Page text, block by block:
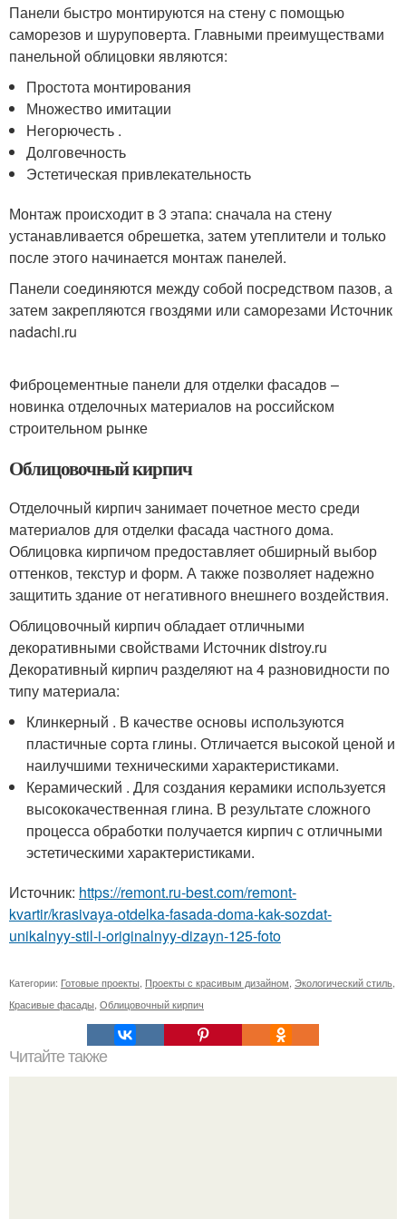
Панели быстро монтируются на стену с помощью
саморезов и шуруповерта. Главными преимуществами
панельной облицовки являются:
Простота монтирования
Множество имитации
Негорючесть .
Долговечность
Эстетическая привлекательность
Монтаж происходит в 3 этапа: сначала на стену
устанавливается обрешетка, затем утеплители и только
после этого начинается монтаж панелей.
Панели соединяются между собой посредством пазов, а
затем закрепляются гвоздями или саморезами Источник
nadachi.ru
Фиброцементные панели для отделки фасадов –
новинка отделочных материалов на российском
строительном рынке
Облицовочный кирпич
Отделочный кирпич занимает почетное место среди
материалов для отделки фасада частного дома.
Облицовка кирпичом предоставляет обширный выбор
оттенков, текстур и форм. А также позволяет надежно
защитить здание от негативного внешнего воздействия.
Облицовочный кирпич обладает отличными
декоративными свойствами Источник distroy.ru
Декоративный кирпич разделяют на 4 разновидности по
типу материала:
Клинкерный . В качестве основы используются
пластичные сорта глины. Отличается высокой ценой и
наилучшими техническими характеристиками.
Керамический . Для создания керамики используется
высококачественная глина. В результате сложного
процесса обработки получается кирпич с отличными
эстетическими характеристиками.
Источник: https://remont.ru-best.com/remont-
kvartir/krasivaya-otdelka-fasada-doma-kak-sozdat-
unikalnyy-stil-i-originalnyy-dizayn-125-foto
Категории: Готовые проекты, Проекты с красивым дизайном, Экологический стиль,
Красивые фасады, Облицовочный кирпич
Читайте также